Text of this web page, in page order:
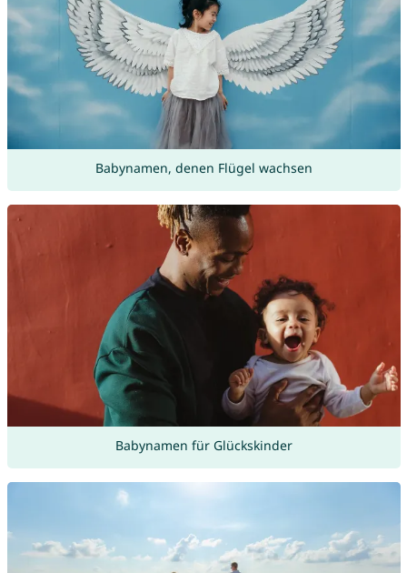
Babynamen, denen Flügel wachsen
Babynamen für Glückskinder